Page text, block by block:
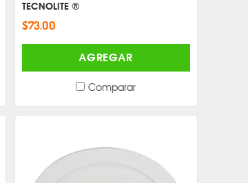
TECNOLITE ®
$73.00
AGREGAR
Comparar